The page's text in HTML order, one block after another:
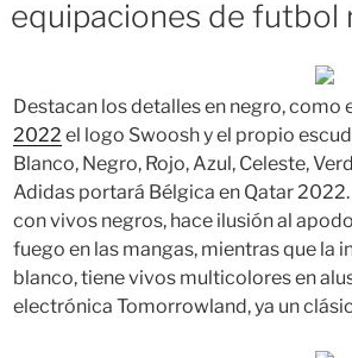
equipaciones de futbol
Destacan los detalles en negro, como
2022 el logo Swoosh y el propio
Blanco, Negro, Rojo, Azul, Celeste,
Adidas portará Bélgica en Qatar
con vivos negros, hace ilusión al
fuego en las mangas, mientras que la
blanco, tiene vivos multicolores en
electrónica Tomorrowland, ya un